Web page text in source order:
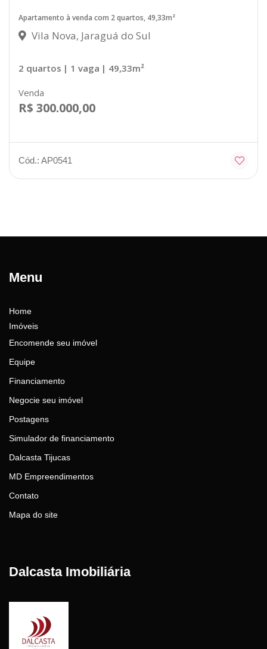
Apartamento à venda com 2 quartos, 49,33m²
Vila Nova, Jaraguá do Sul
2 quartos | 1 vaga | 49,33m²
Venda
R$ 300.000,00
Cód.: AP0541
Menu
Home
Imóveis
Encomende seu imóvel
Equipe
Financiamento
Negocie seu imóvel
Postagens
Simulador de financiamento
Dalcasta Tijucas
MD Empreendimentos
Contato
Mapa do site
Dalcasta Imobiliária